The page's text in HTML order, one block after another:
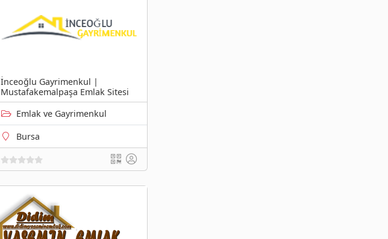
İnceoğlu Gayrimenkul |
Mustafakemalpaşa Emlak Sitesi
Emlak ve Gayrimenkul
Bursa